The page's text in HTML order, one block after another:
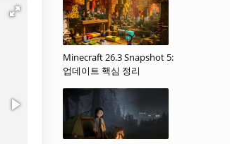
Minecraft 26.3 Snapshot 5:
업데이트 핵심 정리